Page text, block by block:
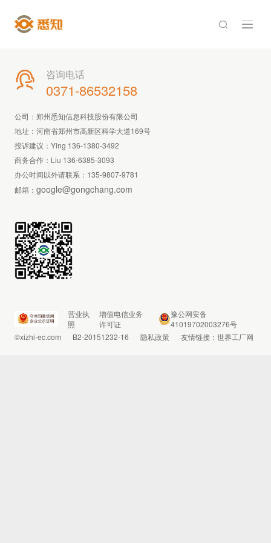

 咨询电话
0371-86532158
公司：郑州悉知信息科技股份有限公司
地址：河南省郑州市高新区科学大道169号
投诉建议：Ying 136-1380-3492
商务合作：Liu 136-6385-3093
办公时间以外请联系： 135-9807-9781
邮箱： google@gongchang.com
营业执
照
增值电信业务
许可证
豫公网安备
41019702003276号
©xizhi-ec.com
B2-20151232-16 隐私政策 友情链接： 世界工厂网